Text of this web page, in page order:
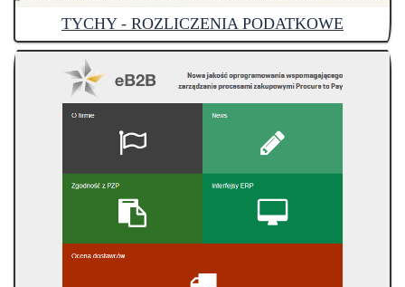
TYCHY - ROZLICZENIA PODATKOWE